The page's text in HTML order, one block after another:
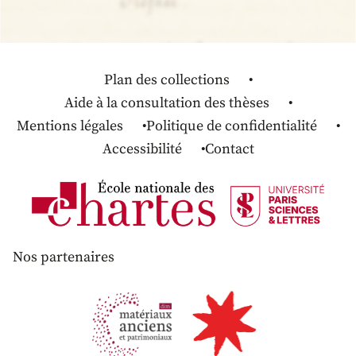
Plan des collections
Aide à la consultation des thèses
Mentions légales
Politique de confidentialité
Accessibilité
Contact
Nos partenaires